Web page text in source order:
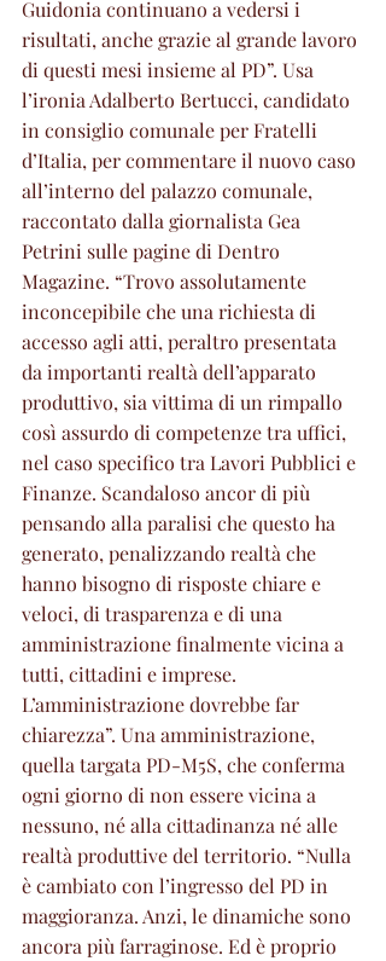
Guidonia continuano a vedersi i
risultati, anche grazie al grande lavoro
di questi mesi insieme al PD”. Usa
l’ironia Adalberto Bertucci, candidato
in consiglio comunale per Fratelli
d’Italia, per commentare il nuovo caso
all’interno del palazzo comunale,
raccontato dalla giornalista Gea
Petrini sulle pagine di Dentro
Magazine. “Trovo assolutamente
inconcepibile che una richiesta di
accesso agli atti, peraltro presentata
da importanti realtà dell’apparato
produttivo, sia vittima di un rimpallo
così assurdo di competenze tra uffici,
nel caso specifico tra Lavori Pubblici e
Finanze. Scandaloso ancor di più
pensando alla paralisi che questo ha
generato, penalizzando realtà che
hanno bisogno di risposte chiare e
veloci, di trasparenza e di una
amministrazione finalmente vicina a
tutti, cittadini e imprese.
L’amministrazione dovrebbe far
chiarezza”. Una amministrazione,
quella targata PD-M5S, che conferma
ogni giorno di non essere vicina a
nessuno, né alla cittadinanza né alle
realtà produttive del territorio. “Nulla
è cambiato con l’ingresso del PD in
maggioranza. Anzi, le dinamiche sono
ancora più farraginose. Ed è proprio